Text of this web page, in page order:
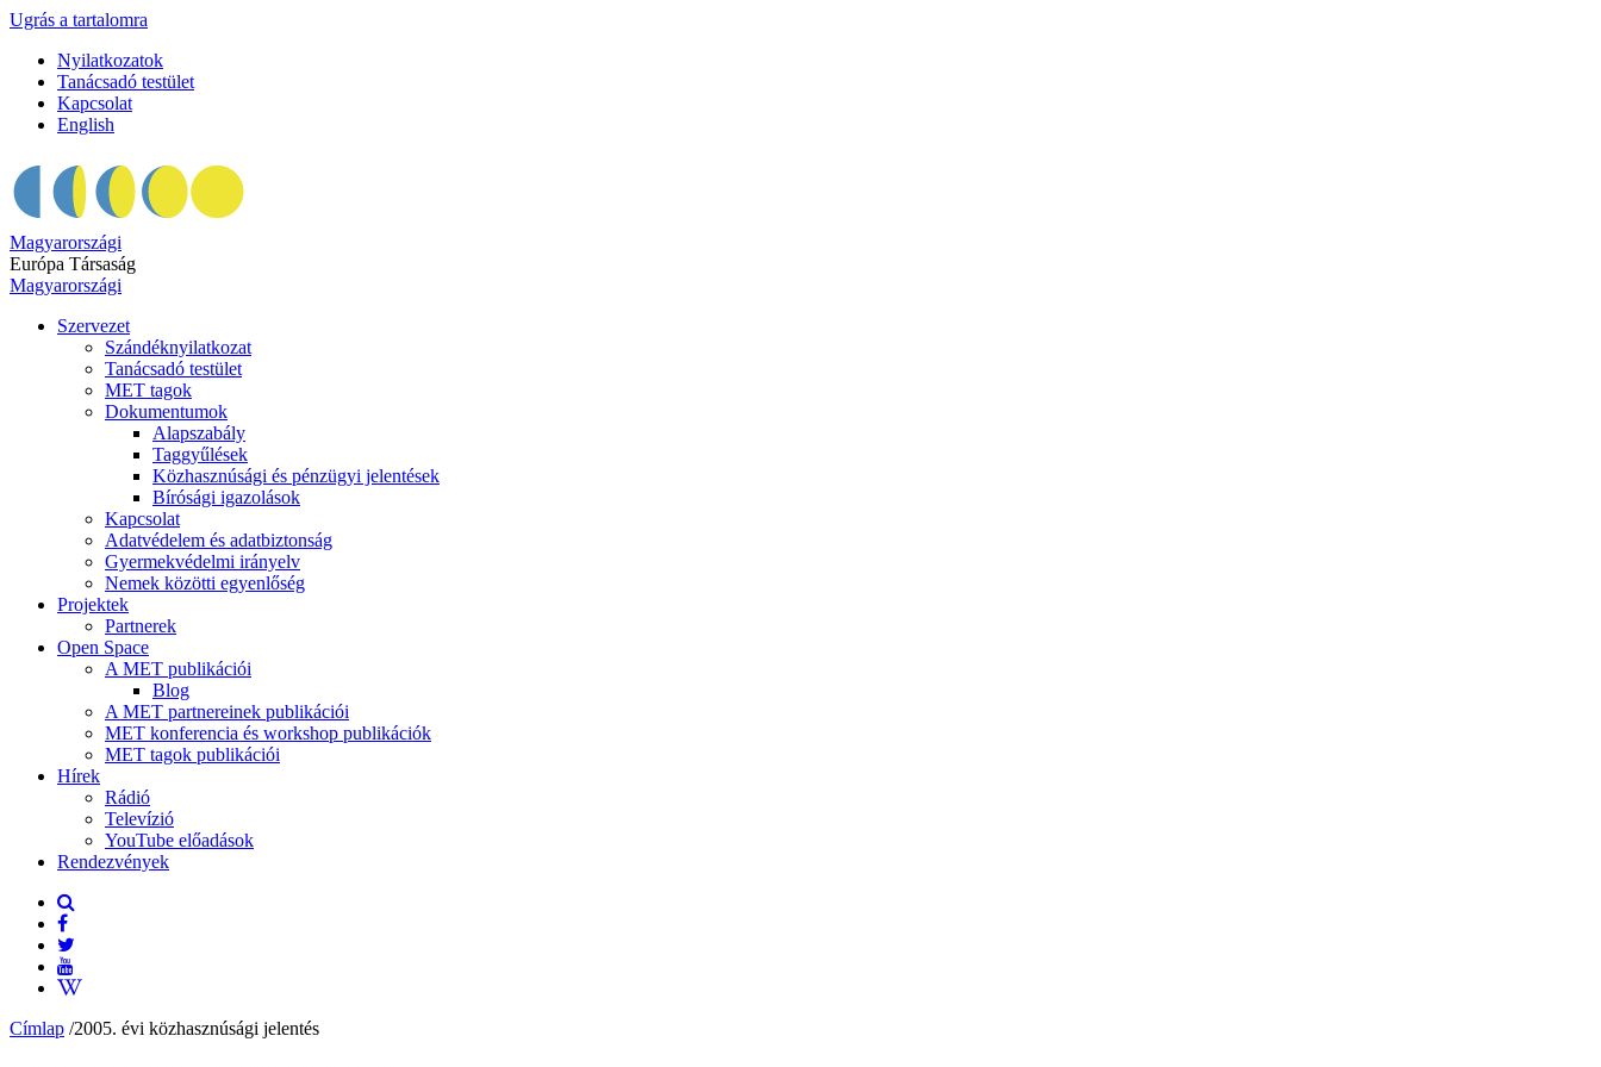
Ugrás a tartalomra
Nyilatkozatok
Tanácsadó testület
Kapcsolat
English
Magyarországi
Európa Társaság
Magyarországi
Szervezet
Szándéknyilatkozat
Tanácsadó testület
MET tagok
Dokumentumok
Alapszabály
Taggyűlések
Közhasznúsági és pénzügyi jelentések
Bírósági igazolások
Kapcsolat
Adatvédelem és adatbiztonság
Gyermekvédelmi irányelv
Nemek közötti egyenlőség
Projektek
Partnerek
Open Space
A MET publikációi
Blog
A MET partnereinek publikációi
MET konferencia és workshop publikációk
MET tagok publikációi
Hírek
Rádió
Televízió
YouTube előadások
Rendezvények
Címlap /2005. évi közhasznúsági jelentés